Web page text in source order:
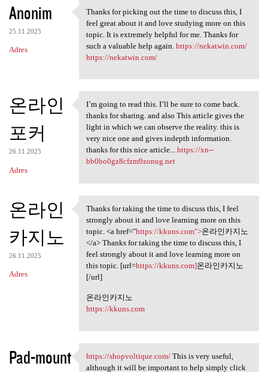
Anonim
25.11.2025
Adres
Thanks for picking out the
Thanks for picking out the time to discuss this, I
feel great about it and love studying more on this
topic. It is extremely helpful for me. Thanks for
such a valuable help again. https://nekatwin.com/
https://nekatwin.com/
온라인
포커
26.11.2025
Adres
I’m going to read this. I’ll
I’m going to read this. I’ll be sure to come back.
thanks for sharing. and also This article gives the
light in which we can observe the reality. this is
very nice one and gives indepth information.
thanks for this nice article... https://xn--
bb0bo0gz8cfzm9zonug.net
온라인
카지노
26.11.2025
Adres
Thanks for taking the time to
Thanks for taking the time to discuss this, I feel
strongly about it and love learning more on this
topic. <a href="https://kkuns.com">온라인카지노
</a> Thanks for taking the time to discuss this, I
feel strongly about it and love learning more on
this topic. [url=https://kkuns.com]온라인카지노
[/url]
온라인카지노
https://kkuns.com
Pad-mount https://shopvoltique.com/
https://shopvoltique.com/This is very useful,
although it will be important to help simply click